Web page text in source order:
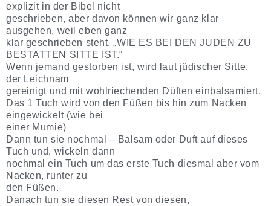
explizit in der Bibel nicht
geschrieben, aber davon können wir ganz klar
ausgehen, weil eben ganz
klar geschrieben steht, „WIE ES BEI DEN JUDEN ZU
BESTATTEN SITTE IST.“
Wenn jemand gestorben ist, wird laut jüdischer Sitte,
der Leichnam
gereinigt und mit wohlriechenden Düften einbalsamiert.
Das 1 Tuch wird von den Füßen bis hin zum Nacken
eingewickelt (wie bei
einer Mumie)
Dann tun sie nochmal – Balsam oder Duft auf dieses
Tuch und, wickeln dann
nochmal ein Tuch um das erste Tuch diesmal aber vom
Nacken, runter zu
den Füßen.
Danach tun sie diesen Rest von diesen,